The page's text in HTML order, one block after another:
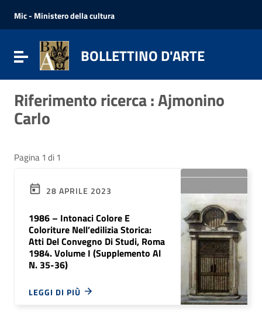
Vai al menu di navigazione
Vai al footer
Mic - Ministero della cultura
Attiva / disattiva la navigazione
BOLLETTINO D'ARTE
Riferimento ricerca : Ajmonino
Carlo
Pagina 1 di 1
28 APRILE 2023
1986 – Intonaci Colore E
Coloriture Nell’edilizia Storica:
Atti Del Convegno Di Studi, Roma
1984. Volume I (Supplemento Al
N. 35-36)
LEGGI DI PIÙ